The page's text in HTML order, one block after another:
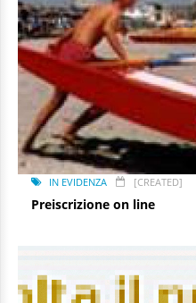
IN EVIDENZA [CREATED]
Preiscrizione on line